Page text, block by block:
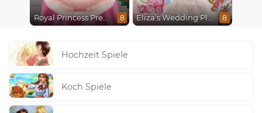
Royal Princess Pregnant 8 Eliza's Wedding Planner 8
Hochzeit Spiele
Koch Spiele